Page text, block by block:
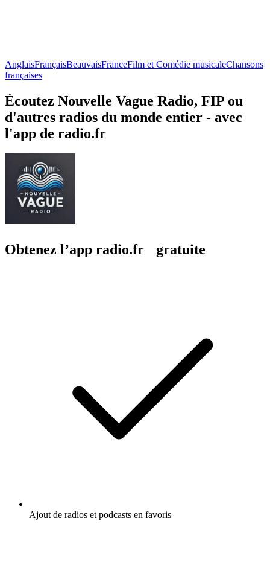
AnglaisFrançaisBeauvaisFranceFilm et Comédie musicaleChansons
françaises
Écoutez Nouvelle Vague Radio, FIP ou
d'autres radios du monde entier - avec
l'app de radio.fr
Obtenez l’app radio.fr gratuite
Ajout de radios et podcasts en favoris